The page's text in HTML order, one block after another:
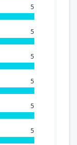
5
5
5
5
5
5